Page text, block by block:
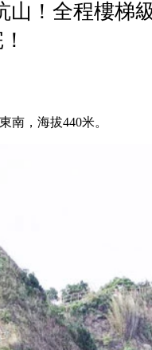
山！全程樓梯
南，海拔440米。